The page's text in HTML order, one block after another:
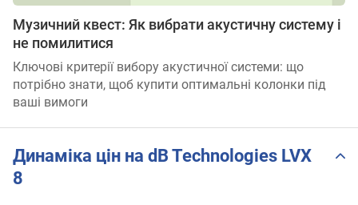
Музичний квест: Як вибрати акустичну систему і
не помилитися
Ключові критерії вибору акустичної системи: що
потрібно знати, щоб купити оптимальні колонки під
ваші вимоги
Динаміка цін на dB Technologies LVX
8